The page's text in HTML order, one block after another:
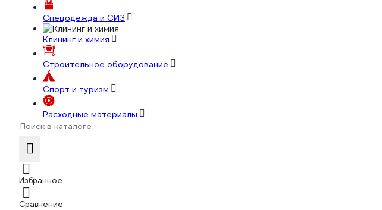
Спецодежда и СИЗ
Клининг и химия
Строительное оборудование
Спорт и туризм
Расходные материалы
Избранное
Сравнение